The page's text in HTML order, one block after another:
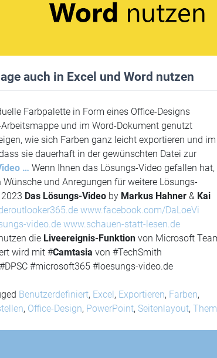
auch in Excel und Word nutzen
Farbpalette in Form eines Office-Designs
und im Word-Dokument genutzt
wie sich Farben ganz leicht exportieren und im
sie dauerhaft in der gewünschten Datei zur
… Wenn Ihnen das Lösungs-Video gefallen hat,
und Anregungen für weitere Lösungs-
Das Lösungs-Video by Markus Hahner & Kai
www.facebook.com/DaLoeVi
video.de www.schauen-statt-lesen.de
die Liveereignis-Funktion von Microsoft
wird mit #Camtasia von #TechSmith
#microsoft365 #loesungs-video.de
Benutzerdefiniert, Excel , Exportieren, Farben,
, Office-Design, PowerPoint, Seitenlayout,